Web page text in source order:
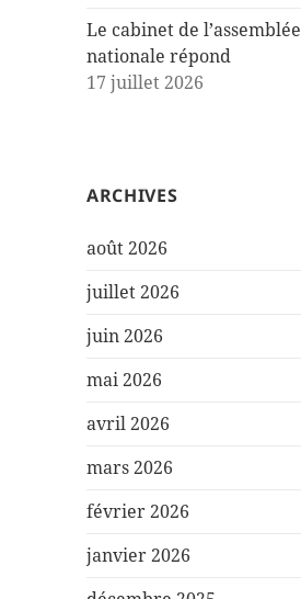
Le cabinet de l’assemblée
nationale répond
17 juillet 2026
ARCHIVES
août 2026
juillet 2026
juin 2026
mai 2026
avril 2026
mars 2026
février 2026
janvier 2026